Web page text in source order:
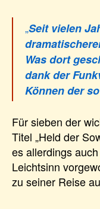
„Seit vielen
Was dort
dank der
Können der
Für sieben der
Titel „Held der
es allerdings
Leichtsinn
zu seiner Reise